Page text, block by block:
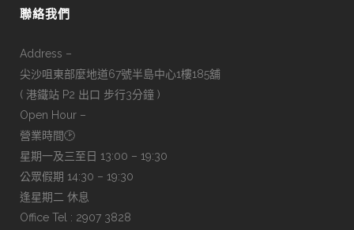
聯絡我們
Address –
尖沙咀東部麼地道67號半島中心1樓185舖
( 港鐵站 P2 出口 步行3分鐘 )
Open Hour –
營業時間🕑
星期一及三至日 13:00 – 19:30
公眾假期 14:30 – 19:30
逢星期二 休息
Office Tel : 2907 3828